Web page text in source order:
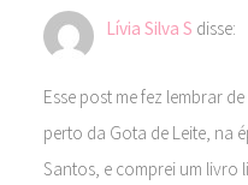
Lívia Silva S disse:
Esse post me fez lembrar
perto da Gota de Leite, na
Santos, e comprei um livro